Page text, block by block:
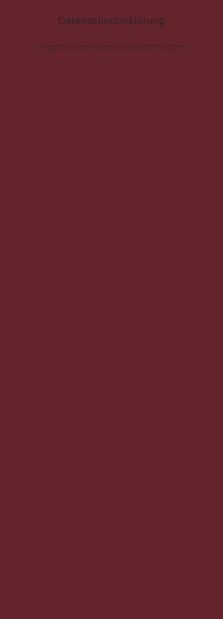
Datenschutzerklärung
Folgend unsere Datenschutzbestimmungen